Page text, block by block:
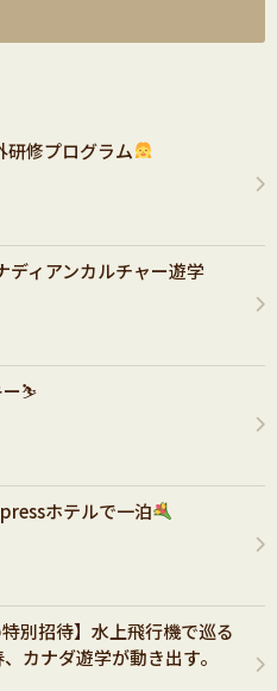
研修プログラム
ディアンカルチャー遊学
ー⛷️
ホテルで一泊
特別招待】水上飛行機で巡る
カナダ遊学が動き出す。